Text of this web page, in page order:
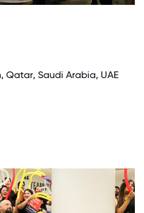
, Qatar, Saudi Arabia, UAE